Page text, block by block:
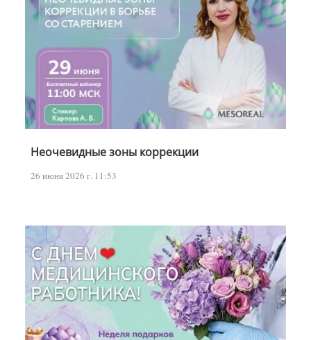
Неочевидные зоны коррекции
26 июня 2026 г. 11:53